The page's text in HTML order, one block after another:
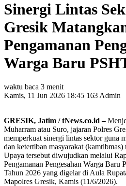
Sinergi Lintas
Gresik
Pengamanan
Warga Baru
waktu baca 3 menit
Kamis, 11 Jun 2026 18:45 163 Admin
GRESIK, Jatim / tNews.co.id –
Muharram atau Suro, jajaran Polres
memperkuat sinergi lintas sektor guna
dan ketertiban masyarakat
Upaya tersebut diwujudkan melalui
Pengamanan Pengesahan Warga
Tahun 2026 yang digelar di Aula
Mapolres Gresik, Kamis (11/6/2026).